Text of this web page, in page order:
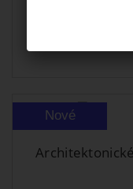
Nové